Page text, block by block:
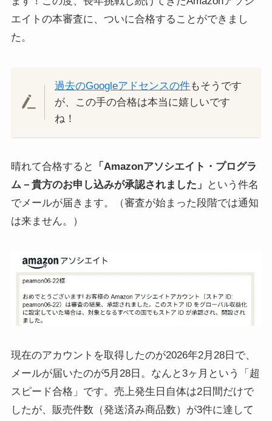
エイトの本審査に、ついに合格することができまし
た。
過去のGoogleアドセンスの件もそうです
が、この手の合格は本当に嬉しいです
ね！
晴れて合格すると
「Amazonアソシエイト・プログラ
ム－貴方のお申し込みが承認されました」
という件名
でメールが届きます。（審査が始まった段階では通知
は来ません。）
現在のアカウントを取得したのが2026年2月28日で、
メールが届いたのが5月28日。なんと3ヶ月という「超
スピード合格」です。売上発生日自体は2日間だけで
したが、販売件数（発送済み商品数）が3件に達して